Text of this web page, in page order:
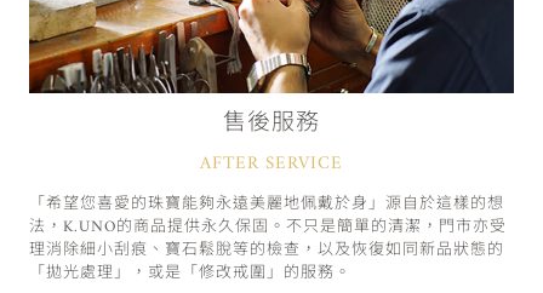
售後服務
AFTER SERVICE
「希望您喜愛的珠寶能夠永遠美麗地佩戴於身」源自於這樣的想
法，K.UNO的商品提供永久保固。不只是簡單的清潔，門市亦受
理消除細小刮痕、寶石鬆脫等的檢查，以及恢復如同新品狀態的
「拋光處理」，或是「修改戒圍」的服務。